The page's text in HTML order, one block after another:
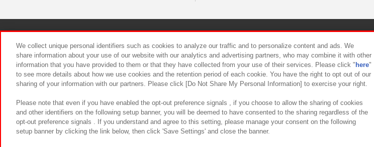
食品のご提供について カスタマーハラスメント対応方針
We collect unique personal identifiers such as cookies to analyze our traffic and to personalize content and ads. We
share information about your use of our website with our analytics and advertising partners, who may combine it with other
information that you have provided to them or that they have collected from your use of their services. Please click " here"
to see more details about how we use cookies and the retention period of each cookie. You have the right to opt out of our
sharing of your information with our partners. Please click [Do Not Share My Personal Information] to exercise your right.
Please note that even if you have enabled the opt-out preference signals , if you choose to allow the sharing of cookies
and other identifiers on the following setup banner, you will be deemed to have consented to the sharing regardless of the
opt-out preference signals . If you understand and agree to this setting, please manage your consent on the following
setup banner by clicking the link below, then click 'Save Settings' and close the banner.